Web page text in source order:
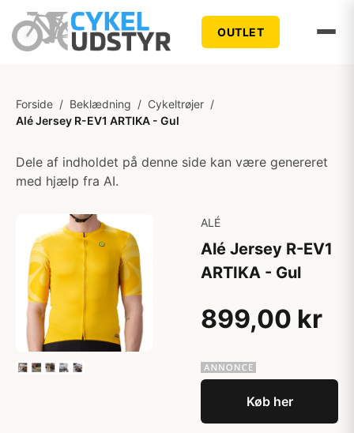
OUTLET
Forside / Beklædning / Cykeltrøjer /
Alé Jersey R-EV1 ARTIKA - Gul
Dele af indholdet på denne side kan være genereret
med hjælp fra AI.
ALÉ
Alé Jersey R-EV1
ARTIKA - Gul
899,00 kr
Køb her